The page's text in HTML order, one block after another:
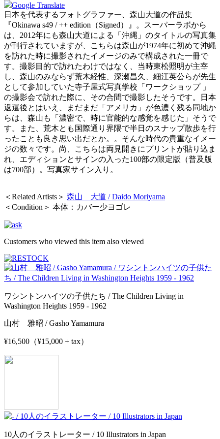
Google Translate
日本を代表するフォトグラファー、森山大道の作品集
『Okinawa s49 / ++ edition（Signed）』。スーパーラボから
は、2012年にも森山大道による「沖縄」のタイトルの写真集
が刊行されていますが、こちらは森山が1974年に初めて沖縄
を訪れた時に撮影されたイメージのみで構成された一冊で
す。撮影目的で訪れたわけではなく、当時東松照明が主宰
し、森山のみならず荒木経惟、深瀬昌久、細江英公らが先生
として参加していた寺子屋式写真学校「ワークショップ 」
の撮影会で訪れた際に、その合間で撮影したそうです。日本
返還後とはいえ、まだまだ「アメリカ」が色濃く残る同地か
らは、森山も「濃密で、時に官能的な感覚を感じた」そうで
す。また、荒木とも国際通り界隈で半日のスナップ散歩を行
ったことも良き思い出だとか。。そんな時代の貴重なイメー
ジの数々です。尚、こちらは両見開きにプリントが貼り込ま
れ、エディションとサインの入った100部の限定版（普及版
は700部）。 写真家サイン入り 。
＜Related Artists＞ 森山 大道 / Daido Moriyama
＜Condition＞ 本体：カバー少ヨゴレ
Customers who viewed this item also viewed
ワシントンハイツの子供たち / The Children Living in
Washington Heights 1959 - 1962
山村 雅昭 / Gasho Yamamura
¥16,500（¥15,000 + tax）
10人のイラストレーター / 10 Illustrators in Japan